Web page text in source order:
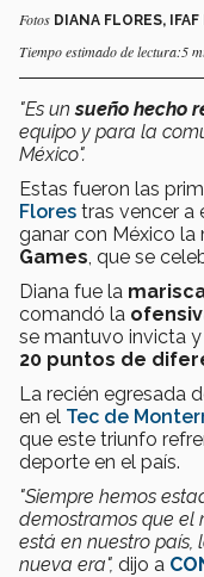
Fotos DIANA FLORES,
Tiempo estimado de lectura:5
"Es unsueño hecho
equipo y para la
México".
Estas fueron las
Flores tras vencer a
ganar con México la
Games , que se
Diana fue la
comandó la
se mantuvo invicta
20 puntos de
La recién egresada
en el Tec de
que este triunfo
deporte en el país.
"Siempre hemos
demostramos que el
está en nuestro país,
nueva era", dijo a